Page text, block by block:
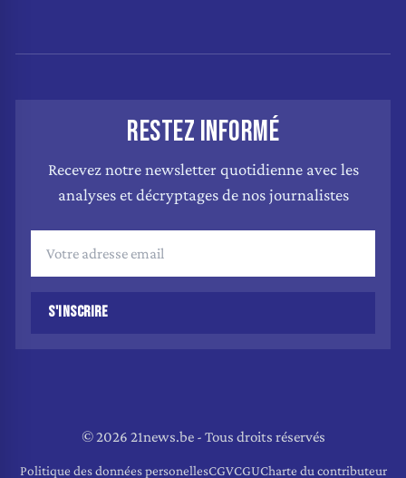
RESTEZ INFORMÉ
Recevez notre newsletter quotidienne avec les
analyses et décryptages de nos journalistes
S'INSCRIRE
© 2026 21news.be - Tous droits réservés
Politique des données personellesCGVCGUCharte du contributeur